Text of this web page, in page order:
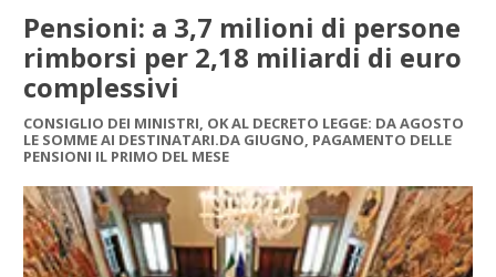
Pensioni: a 3,7 milioni di persone
rimborsi per 2,18 miliardi di euro
complessivi
CONSIGLIO DEI MINISTRI, OK AL DECRETO LEGGE: DA AGOSTO
LE SOMME AI DESTINATARI.DA GIUGNO, PAGAMENTO DELLE
PENSIONI IL PRIMO DEL MESE